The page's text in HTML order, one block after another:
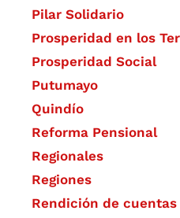
Pilar Solidario
Prosperidad en los
Prosperidad Social
Putumayo
Quindío
Reforma Pensional
Regionales
Regiones
Rendición de cuentas